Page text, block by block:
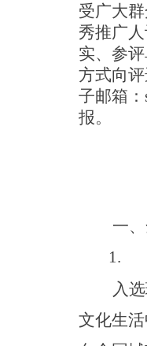
受广大
秀推广
实、参
方式向
子邮箱 ：
报。
一
1.
入
文化生